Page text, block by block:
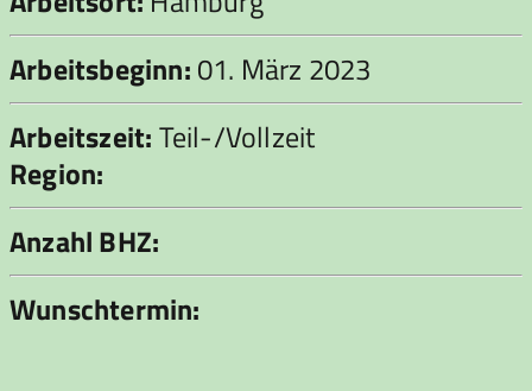
Arbeitsbeginn:01. März 2023
Arbeitszeit:Teil-/Vollzeit
Region:
Anzahl BHZ:
Wunschtermin: